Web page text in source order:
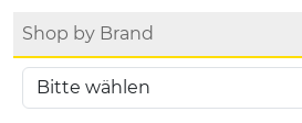
Shop by Brand